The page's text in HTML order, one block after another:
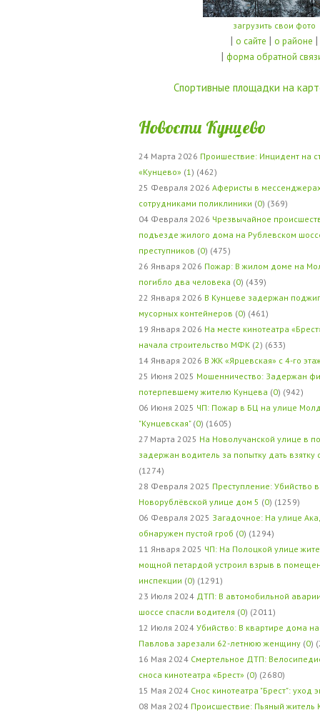
загрузить свои фото
| о сайте | о районе |
| форма обратной
Спортивные площадки на
Новости Кунцево
24 Марта 2026 Проишествие: Инцидент на
«Кунцево» (1 ) (462)
25 Февраля 2026 Аферисты в
сотрудниками поликлиники (0) (369)
04 Февраля 2026 Чрезвычайное
подъезде жилого дома на Рублевском
преступников (0) (475)
26 Января 2026 Пожар: В жилом доме на
погибло два человека (0) (439)
22 Января 2026 В Кунцеве задержан
мусорных контейнеров (0) (461)
19 Января 2026 На месте кинотеатра
начала строительство МФК (2) (633)
14 Января 2026 В ЖК «Ярцевская» с 4-го
25 Июня 2025 Мошенничество: Задержан
потерпевшему жителю Кунцева (0) (942)
06 Июня 2025 ЧП: Пожар в БЦ на улице
"Кунцевская" (0) (1605)
27 Марта 2025 На Новолучанской улице в
задержан водитель за попытку дать
(1274)
28 Февраля 2025 Преступление: Убийство
Новорублёвской улице дом 5 (0) (1259)
06 Февраля 2025 Загадочное: На улице
обнаружен пустой гроб (0) (1294)
11 Января 2025 ЧП: На Полоцкой улице
мощной петардой устроил взрыв в
инспекции (0) (1291)
23 Июля 2024 ДТП: В автомобильной
шоссе спасли водителя (0) (2011)
12 Июля 2024 Убийство: В квартире дома
Павлова зарезали 62-летнюю женщину (0)
16 Мая 2024 Смертельное ДТП:
сноса кинотеатра «Брест» (0) (2680)
15 Мая 2024 Снос кинотеатра "Брест": уход
08 Мая 2024 Происшествие: Пьяный житель